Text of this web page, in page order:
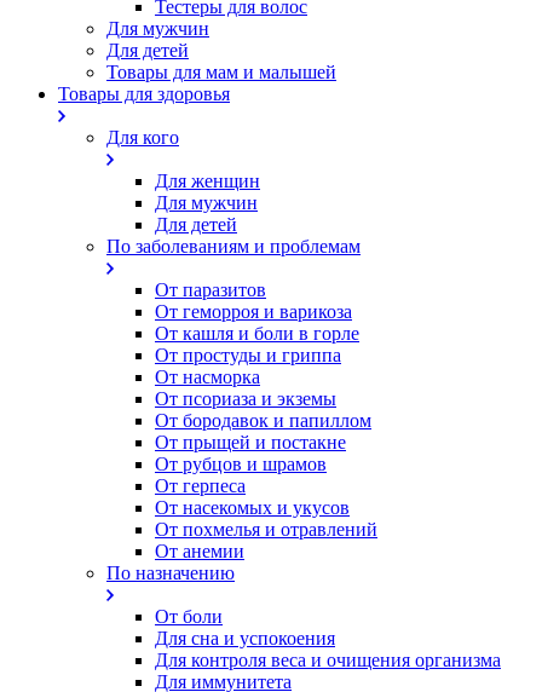
Тестеры для волос
Для мужчин
Для детей
Товары для мам и малышей
Товары для здоровья
Для кого
Для женщин
Для мужчин
Для детей
По заболеваниям и проблемам
От паразитов
Oт геморроя и варикоза
От кашля и боли в горле
От простуды и гриппа
От насморка
Oт псориаза и экземы
От бородавок и папиллом
От прыщей и постакне
От рубцов и шрамов
От герпеса
От насекомых и укусов
От похмелья и отравлений
От анемии
По назначению
От боли
Для сна и успокоения
Для контроля веса и очищения организма
Для иммунитета